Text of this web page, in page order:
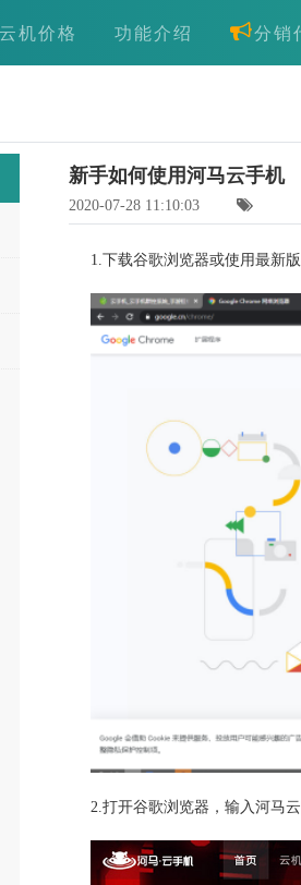
云机价格 功能介绍 分销
新手如何使用河马云手机
2020-07-28 11:10:03
1.下载谷歌浏览器或使用最新
2.打开谷歌浏览器，输入河马云